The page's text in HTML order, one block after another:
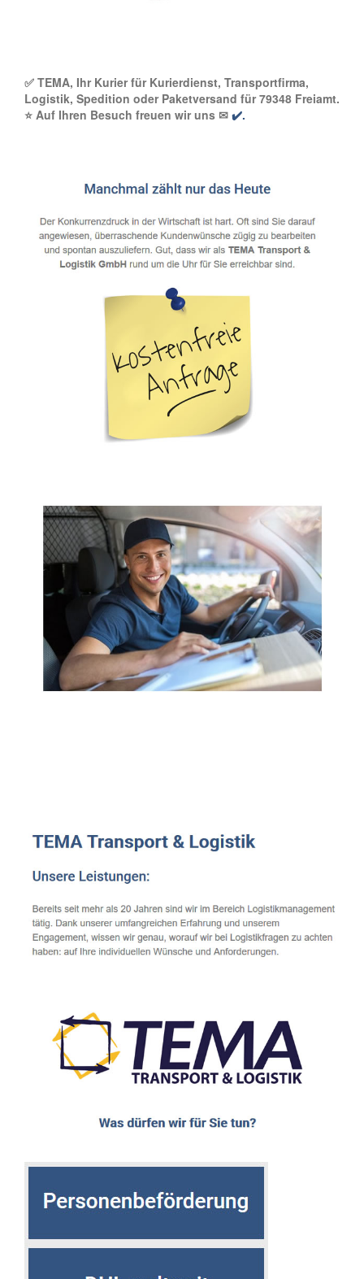
✅ TEMA, Ihr Kurier für Kurierdienst, Transportfirma,
Logistik, Spedition oder Paketversand für 79348 Freiamt.
⭐ Auf Ihren Besuch freuen wir uns ✉ ✔️.